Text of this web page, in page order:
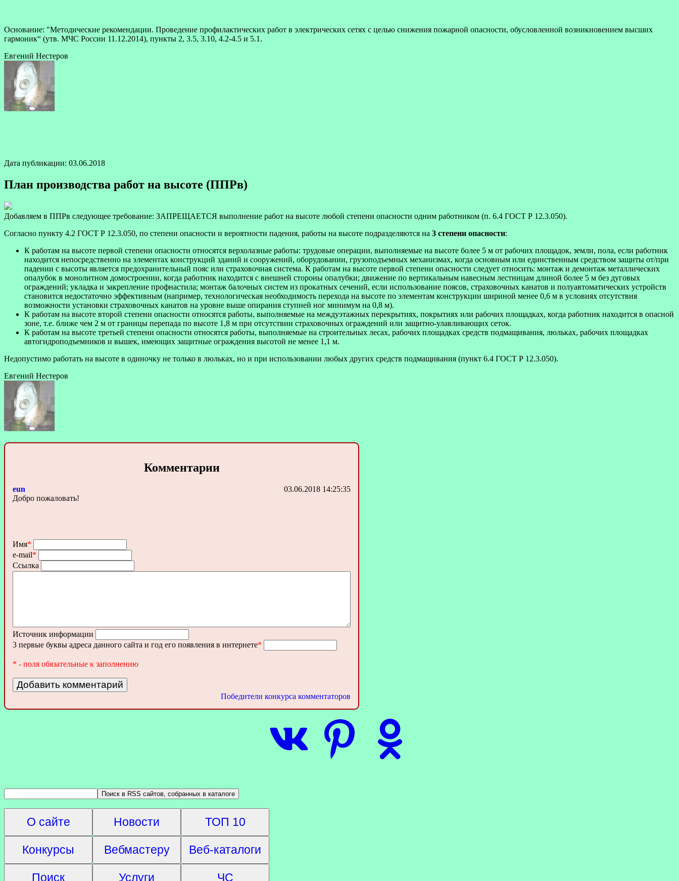
Основание: "Методические рекомендации. Проведение профилактических работ в электрических сетях с целью снижения пожарной опасности, обусловленной возникновением высших
гармоник“ (утв. МЧС России 11.12.2014), пункты 2, 3.5, 3.10, 4.2-4.5 и 5.1.
Евгений Нестеров
Дата публикации: 03.06.2018
План производства работ на высоте (ППРв)
Добавляем в ППРв следующее требование: ЗАПРЕЩАЕТСЯ выполнение работ на высоте любой степени опасности одним работником (п. 6.4 ГОСТ Р 12.3.050).
Согласно пункту 4.2 ГОСТ Р 12.3.050, по степени опасности и вероятности падения, работы на высоте подразделяются на 3 степени опасности:
К работам на высоте первой степени опасности относятся верхолазные работы: трудовые операции, выполняемые на высоте более 5 м от рабочих площадок, земли, пола, если работник
находится непосредственно на элементах конструкций зданий и сооружений, оборудовании, грузоподъемных механизмах, когда основным или единственным средством защиты от/при
падении с высоты является предохранительный пояс или страховочная система. К работам на высоте первой степени опасности следует относить: монтаж и демонтаж металлических
опалубок в монолитном домостроении, когда работник находится с внешней стороны опалубки; движение по вертикальным навесным лестницам длиной более 5 м без дуговых
ограждений; укладка и закрепление профнастила; монтаж балочных систем из прокатных сечений, если использование поясов, страховочных канатов и полуавтоматических устройств
становится недостаточно эффективным (например, технологическая необходимость перехода на высоте по элементам конструкции шириной менее 0,6 м в условиях отсутствия
возможности установки страховочных канатов на уровне выше опирания ступней ног минимум на 0,8 м).
К работам на высоте второй степени опасности относятся работы, выполняемые на междуэтажных перекрытиях, покрытиях или рабочих площадках, когда работник находится в опасной
зоне, т.е. ближе чем 2 м от границы перепада по высоте 1,8 м при отсутствии страховочных ограждений или защитно-улавливающих сеток.
К работам на высоте третьей степени опасности относятся работы, выполняемые на строительных лесах, рабочих площадках средств подмащивания, люльках, рабочих площадках
автогидроподъемников и вышек, имеющих защитные ограждения высотой не менее 1,1 м.
Недопустимо работать на высоте в одиночку не только в люльках, но и при использовании любых других средств подмащивания (пункт 6.4 ГОСТ Р 12.3.050).
Евгений Нестеров
Комментарии
03.06.2018 14:25:35
eun
Добро пожаловать!
Имя*
e-mail*
Ссылка
Источник информации
3 первые буквы адреса данного сайта и год его появления в интернете*
* - поля обязательные к заполнению
Победители конкурса комментаторов
О сайте Новости ТОП 10
Конкурсы Вебмастеру Веб-каталоги
Поиск Услуги ЧС